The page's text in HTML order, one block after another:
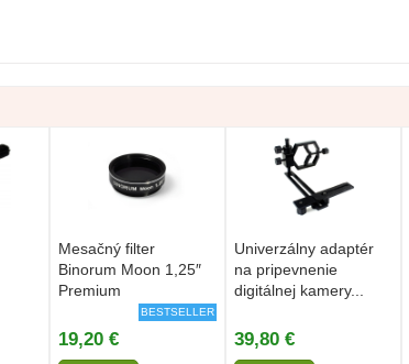
Mesačný filter
Binorum Moon 1,25″
Premium
BESTSELLER
19,20 €
Univerzálny adaptér
na pripevnenie
digitálnej kamery...
39,80 €